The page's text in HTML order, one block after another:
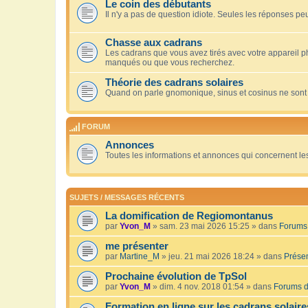
Le coin des débutants
Il n'y a pas de question idiote. Seules les réponses
Chasse aux cadrans
Les cadrans que vous avez tirés avec votre appareil
manqués ou que vous recherchez.
Théorie des cadrans solaires
Quand on parle gnomonique, sinus et cosinus ne
FORUM
Annonces
Toutes les informations et annonces qui concernent
SUJETS / MESSAGES RÉCENTS
La domification de Regiomontanus
par Yvon_M » sam. 23 mai 2026 15:25 » dans
me présenter
par Martine_M » jeu. 21 mai 2026 18:24 » dans
Prochaine évolution de TpSol
par Yvon_M » dim. 4 nov. 2018 01:54 » dans Forums